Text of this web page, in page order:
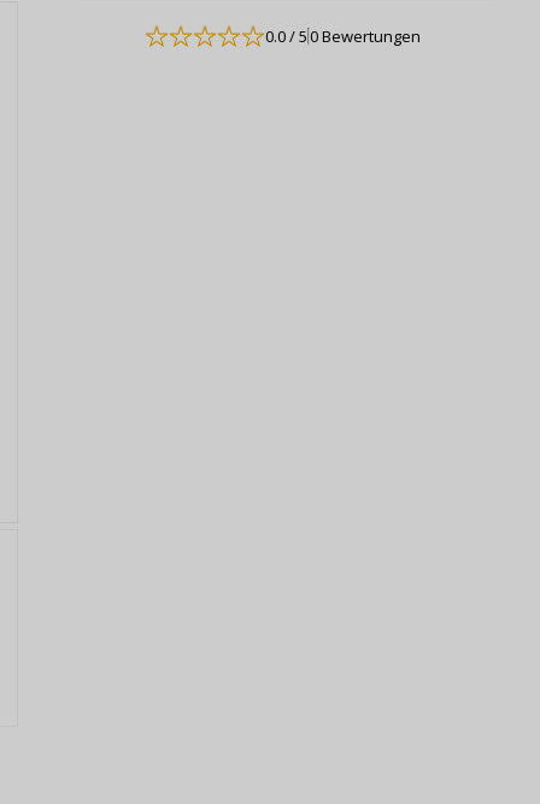
0.0/ 50 Bewertungen